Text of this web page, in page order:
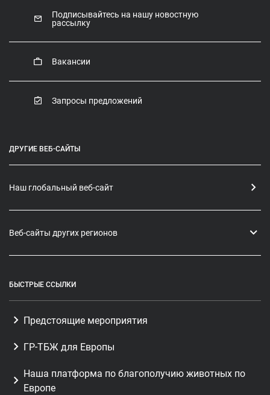
Подписывайтесь на нашу новостную
рассылку
Вакансии
Запросы предложений
ДРУГИЕ ВЕБ-САЙТЫ
Наш глобальный веб-сайт
Веб-сайты других регионов
БЫСТРЫЕ ССЫЛКИ
Предстоящие мероприятия
ГР-ТБЖ для Европы
Наша платформа по благополучию животных по
Европе